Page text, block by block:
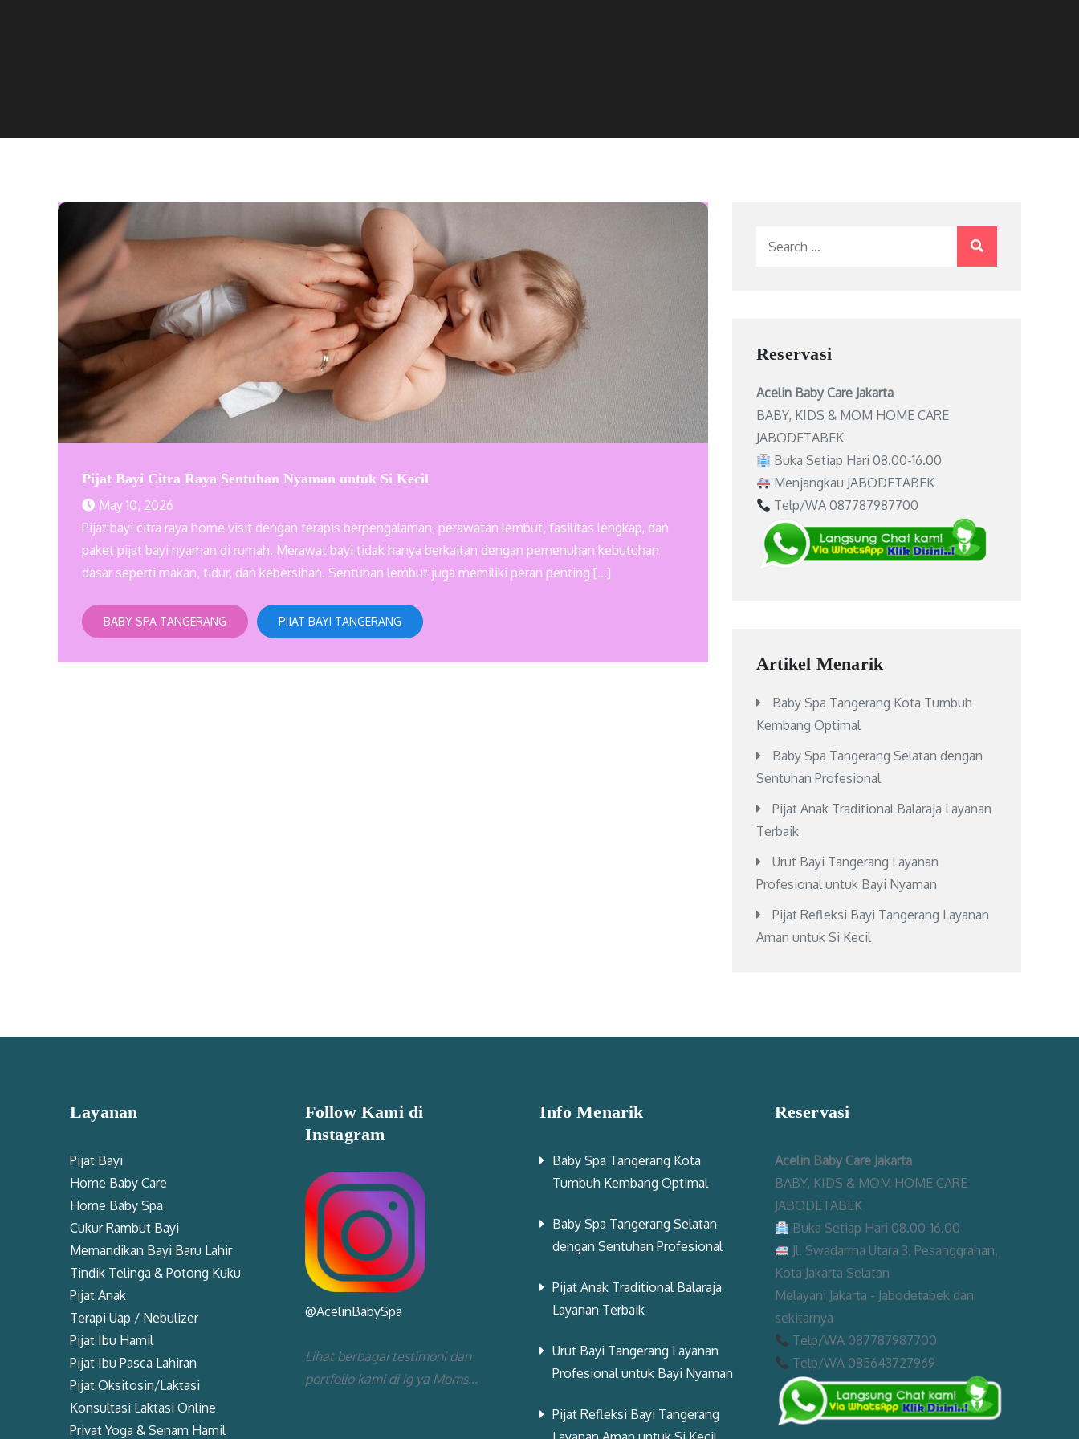
Pijat Bayi Citra Raya Sentuhan Nyaman untuk Si Kecil
May 10, 2026
Pijat bayi citra raya home visit dengan terapis berpengalaman, perawatan lembut, fasilitas lengkap, dan
paket pijat bayi nyaman di rumah. Merawat bayi tidak hanya berkaitan dengan pemenuhan kebutuhan
dasar seperti makan, tidur, dan kebersihan. Sentuhan lembut juga memiliki peran penting […]
BABY SPA TANGERANG PIJAT BAYI TANGERANG
Reservasi
Acelin Baby Care Jakarta
BABY, KIDS & MOM HOME CARE
JABODETABEK
Buka Setiap Hari 08.00-16.00
Menjangkau JABODETABEK
Telp/WA 087787987700
Artikel Menarik
Baby Spa Tangerang Kota Tumbuh
Kembang Optimal
Baby Spa Tangerang Selatan dengan
Sentuhan Profesional
Pijat Anak Traditional Balaraja Layanan
Terbaik
Urut Bayi Tangerang Layanan
Profesional untuk Bayi Nyaman
Pijat Refleksi Bayi Tangerang Layanan
Aman untuk Si Kecil
Layanan
Pijat Bayi
Home Baby Care
Home Baby Spa
Cukur Rambut Bayi
Memandikan Bayi Baru Lahir
Tindik Telinga & Potong Kuku
Pijat Anak
Terapi Uap / Nebulizer
Pijat Ibu Hamil
Pijat Ibu Pasca Lahiran
Pijat Oksitosin/Laktasi
Konsultasi Laktasi Online
Privat Yoga & Senam Hamil
Follow Kami di
Instagram
@AcelinBabySpa
Lihat berbagai testimoni dan
portfolio kami di ig ya Moms...
Info Menarik
Baby Spa Tangerang Kota
Tumbuh Kembang Optimal
Baby Spa Tangerang Selatan
dengan Sentuhan Profesional
Pijat Anak Traditional Balaraja
Layanan Terbaik
Urut Bayi Tangerang Layanan
Profesional untuk Bayi Nyaman
Pijat Refleksi Bayi Tangerang
Reservasi
Acelin Baby Care Jakarta
BABY, KIDS & MOM HOME CARE
JABODETABEK
Buka Setiap Hari 08.00-16.00
Jl. Swadarma Utara 3, Pesanggrahan,
Kota Jakarta Selatan
Melayani Jakarta - Jabodetabek dan
sekitarnya
Telp/WA 087787987700
Telp/WA 085643727969